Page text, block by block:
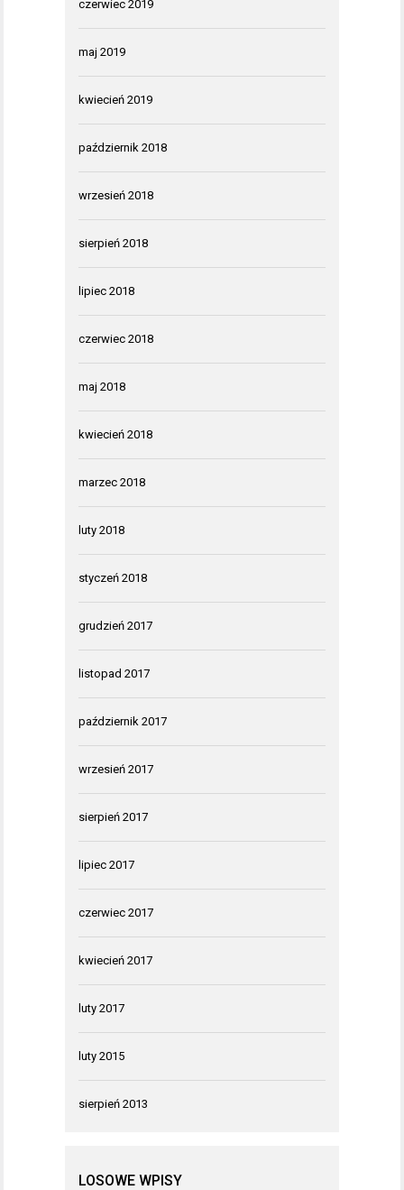
czerwiec 2019
maj 2019
kwiecień 2019
październik 2018
wrzesień 2018
sierpień 2018
lipiec 2018
czerwiec 2018
maj 2018
kwiecień 2018
marzec 2018
luty 2018
styczeń 2018
grudzień 2017
listopad 2017
październik 2017
wrzesień 2017
sierpień 2017
lipiec 2017
czerwiec 2017
kwiecień 2017
luty 2017
luty 2015
sierpień 2013
LOSOWE WPISY